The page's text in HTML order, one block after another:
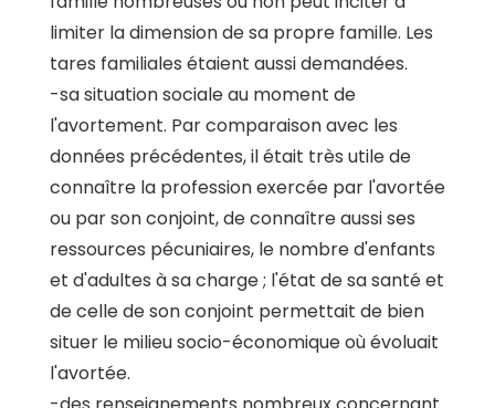
limiter la dimension de sa propre famille. Les
tares familiales étaient aussi demandées.
-sa situation sociale au moment de
l'avortement. Par comparaison avec les
données précédentes, il était très utile de
connaître la profession exercée par l'avortée
ou par son conjoint, de connaître aussi ses
ressources pécuniaires, le nombre d'enfants
et d'adultes à sa charge ; l'état de sa santé et
de celle de son conjoint permettait de bien
situer le milieu socio-économique où évoluait
l'avortée.